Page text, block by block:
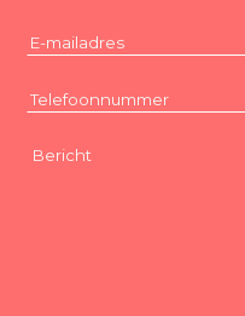
E-
Telefoonnummer
Bericht